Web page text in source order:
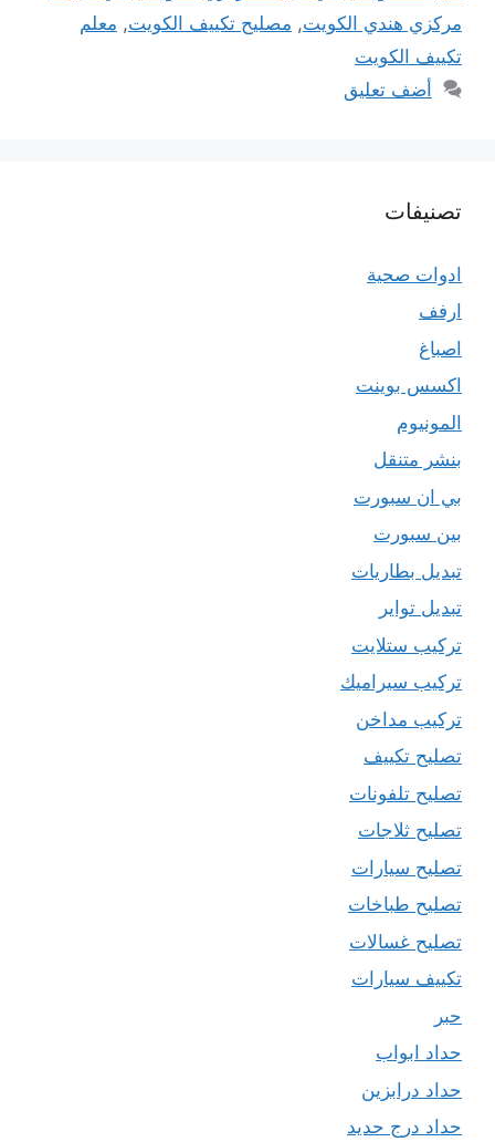
مركزي هندي الكويت, مصليح تكييف الكويت, معلم
تكييف الكويت
أضف تعليق
تصنيفات
ادوات صحية
ارفف
اصباغ
اكسس بوينت
المونيوم
بنشر متنقل
بي ان سبورت
بين سبورت
تبديل بطاريات
تبديل تواير
تركيب ستلايت
تركيب سيراميك
تركيب مداخن
تصليح تكييف
تصليح تلفونات
تصليح ثلاجات
تصليح سيارات
تصليح طباخات
تصليح غسالات
تكييف سيارات
حبر
حداد ابواب
حداد درابزين
حداد درج حديد